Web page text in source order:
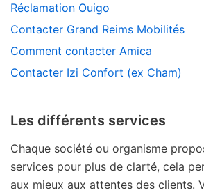
Réclamation Ouigo
Contacter Grand Reims Mobilités
Comment contacter Amica
Contacter Izi Confort (ex Cham)
Les différents services
Chaque société ou organisme
services pour plus de clarté, cela
aux mieux aux attentes des clients.